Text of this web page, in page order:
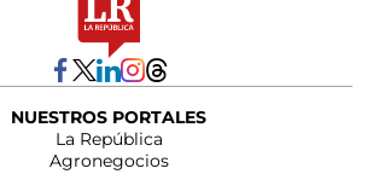
NUESTROS PORTALES
La República
Agronegocios